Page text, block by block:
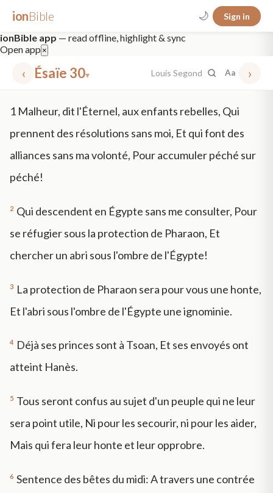
ionBible 🌙 Sign in
ionBible app — read offline, highlight & sync
Open app ×
‹ Ésaïe 30▾ Louis Segond Aa ›
✕
nt faith "peace that passeth" grace -law
1 Malheur, dit l'Éternel, aux enfants rebelles, Qui
prennent des résolutions sans moi, Et qui font des
alliances sans ma volonté, Pour accumuler péché sur
péché!
2 Qui descendent en Égypte sans me consulter, Pour
se réfugier sous la protection de Pharaon, Et
chercher un abri sous l'ombre de l'Égypte!
3 La protection de Pharaon sera pour vous une honte,
Et l'abri sous l'ombre de l'Égypte une ignominie.
4 Déjà ses princes sont à Tsoan, Et ses envoyés ont
atteint Hanès.
5 Tous seront confus au sujet d'un peuple qui ne leur
sera point utile, Ni pour les secourir, ni pour les aider,
Mais qui fera leur honte et leur opprobre.
6 Sentence des bêtes du midi: A travers une contrée